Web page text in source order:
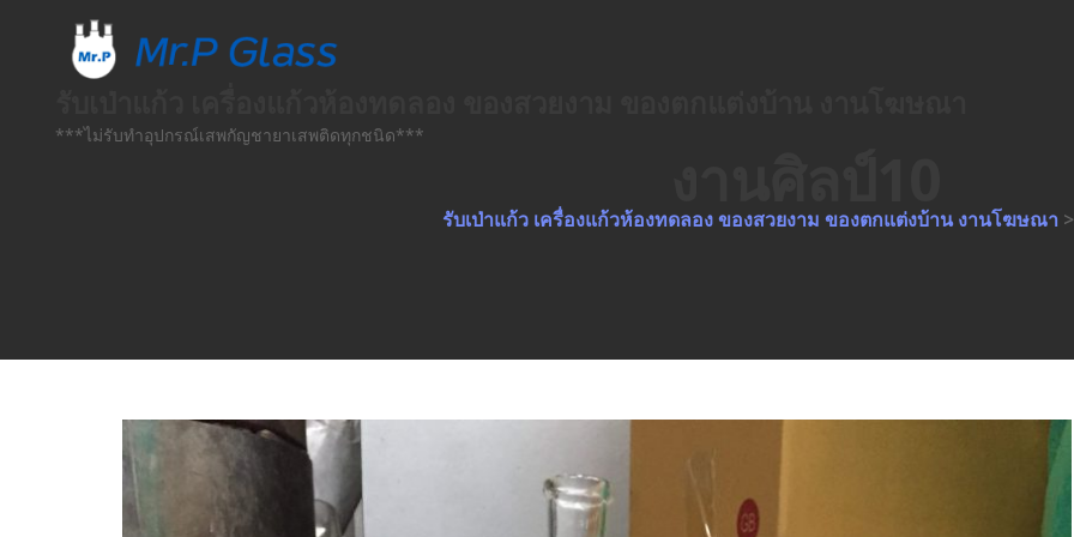
***ไม่รับทำอุปกรณ์เสพกัญชายาเสพติดทุกชนิด***
รับเป่าแก้ว เครื่องแก้วห้องทดลอง ของสวยงาม ของตกแต่งบ้าน งานโฆษณา>